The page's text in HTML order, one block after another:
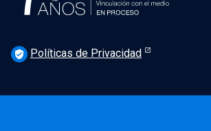
verified_user Políticas de Privacidad